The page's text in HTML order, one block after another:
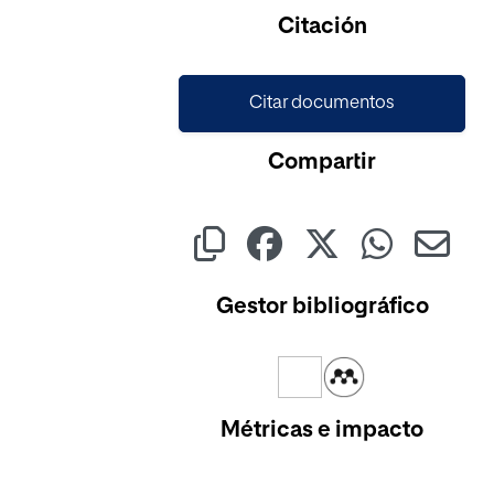
Citación
Citar documentos
Compartir
Gestor bibliográfico
Métricas e impacto